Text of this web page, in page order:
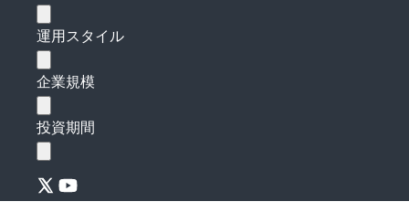
運用スタイル
企業規模
投資期間